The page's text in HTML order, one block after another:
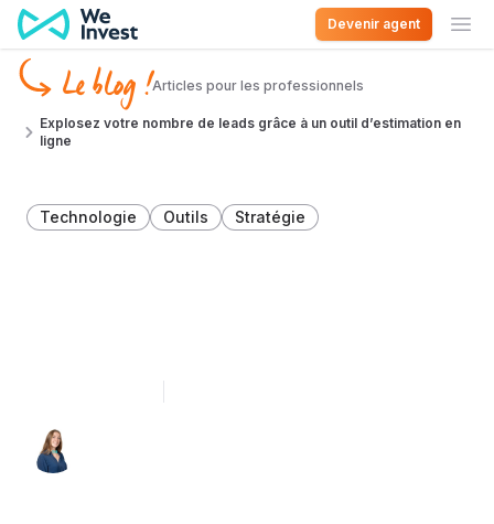
Aller au contenu
Devenir agent
Le blog !Articles pour les professionnels
Explosez votre nombre de leads grâce à un outil d’estimation en
ligne
Technologie Outils Stratégie